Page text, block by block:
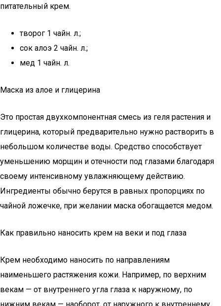
питательный крем.
творог 1 чайн. л.;
сок алоэ 2 чайн. л.;
мед 1 чайн. л.
Маска из алое и глицерина
Это простая двухкомпонентная смесь из геля растения и
глицерина, который предварительно нужно растворить в
небольшом количестве воды. Средство способствует
уменьшению морщин и отечности под глазами благодаря
своему интенсивному увлажняющему действию.
Ингредиенты обычно берутся в равных пропорциях по
чайной ложечке, при желании маска обогащается медом.
Как правильно наносить крем на веки и под глаза
Крем необходимо наносить по направлениям
наименьшего растяжения кожи. Например, по верхним
векам — от внутреннего угла глаза к наружному, по